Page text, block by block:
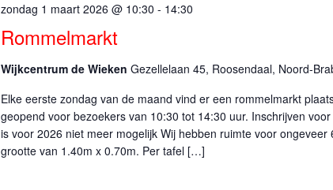
Rommelmarkt
zondag 1 maart 2026 @ 10:30 - 14:30
Wijkcentrum de Wieken Gezellelaan 45, Roosendaal, Noord-
Elke eerste zondag van de maand vind er een rommelmarkt
geopend voor bezoekers van 10:30 tot 14:30 uur. Inschrijven
is voor 2026 niet meer mogelijk Wij hebben ruimte voor ongeveer
grootte van 1.40m x 0.70m. Per tafel […]